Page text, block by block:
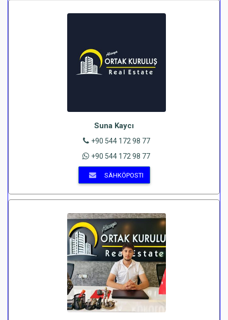
Suna Kaycı
+90 544 172 98 77
+90 544 172 98 77
SÄHKÖPOSTI